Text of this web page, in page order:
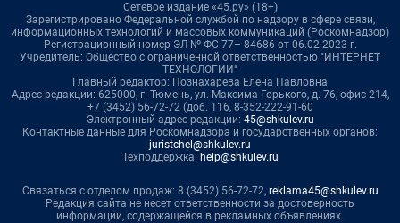
Сетевое издание «45.ру» (18+)
Зарегистрировано Федеральной службой по надзору в сфере связи,
информационных технологий и массовых коммуникаций (Роскомнадзор)
Регистрационный номер ЭЛ № ФС 77– 84686 от 06.02.2023 г.
Учредитель: Общество с ограниченной ответственностью "ИНТЕРНЕТ
ТЕХНОЛОГИИ"
Главный редактор: Познахарева Елена Павловна
Адрес редакции: 625000, г. Тюмень, ул. Максима Горького, д. 76, офис 214,
+7 (3452) 56-72-72 (доб. 116, 8-352-222-91-60
Электронный адрес редакции: 45@shkulev.ru
Контактные данные для Роскомнадзора и государственных органов:
juristchel@shkulev.ru
Техподдержка: help@shkulev.ru
Связаться с отделом продаж: 8 (3452) 56-72-72, reklama45@shkulev.ru
Редакция сайта не несет ответственности за достоверность
информации, содержащейся в рекламных объявлениях.